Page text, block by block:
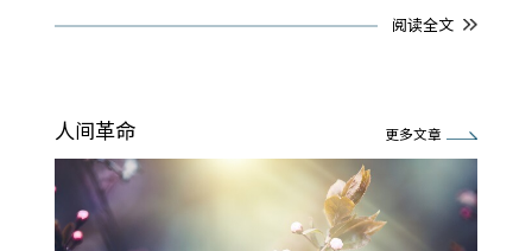
阅读全文
人间革命 更多文章